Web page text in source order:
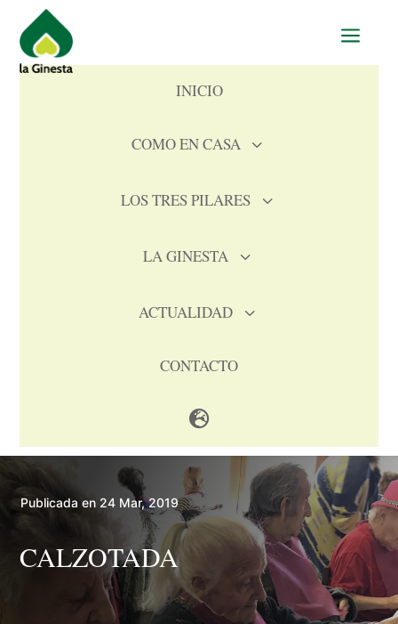
a
INICIO
3
COMO EN CASA
3
LOS TRES PILARES
3
LA GINESTA
3
ACTUALIDAD
CONTACTO

Publicada en 24 Mar, 2019
CALZOTADA